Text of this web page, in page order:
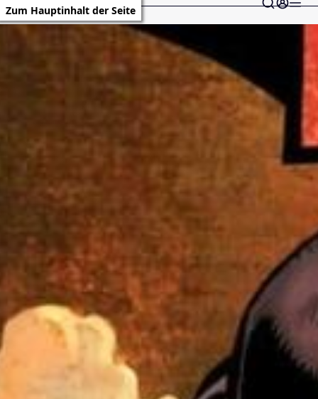
Zum Hauptinhalt der Seite